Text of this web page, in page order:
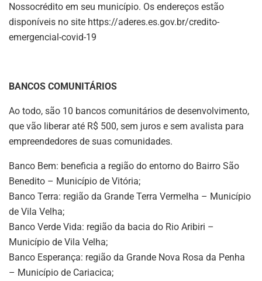
Nossocrédito em seu município. Os endereços estão
disponíveis no site https://aderes.es.gov.br/credito-
emergencial-covid-19
BANCOS COMUNITÁRIOS
Ao todo, são 10 bancos comunitários de desenvolvimento,
que vão liberar até R$ 500, sem juros e sem avalista para
empreendedores de suas comunidades.
Banco Bem: beneficia a região do entorno do Bairro São
Benedito – Município de Vitória;
Banco Terra: região da Grande Terra Vermelha – Município
de Vila Velha;
Banco Verde Vida: região da bacia do Rio Aribiri –
Município de Vila Velha;
Banco Esperança: região da Grande Nova Rosa da Penha
– Município de Cariacica;